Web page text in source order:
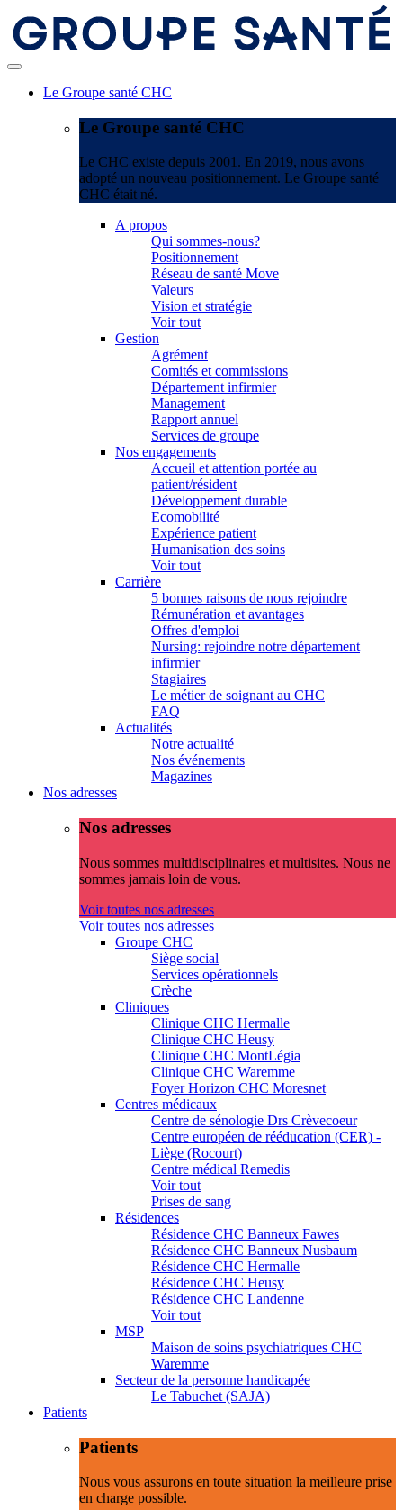
Le Groupe santé CHC
Le Groupe santé CHC
Le CHC existe depuis 2001. En 2019, nous avons
adopté un nouveau positionnement. Le Groupe santé
CHC était né.
A propos
Qui sommes-nous?
Positionnement
Réseau de santé Move
Valeurs
Vision et stratégie
Voir tout
Gestion
Agrément
Comités et commissions
Département infirmier
Management
Rapport annuel
Services de groupe
Nos engagements
Accueil et attention portée au
patient/résident
Développement durable
Ecomobilité
Expérience patient
Humanisation des soins
Voir tout
Carrière
5 bonnes raisons de nous rejoindre
Rémunération et avantages
Offres d'emploi
Nursing: rejoindre notre département
infirmier
Stagiaires
Le métier de soignant au CHC
FAQ
Actualités
Notre actualité
Nos événements
Magazines
Nos adresses
Nos adresses
Nous sommes multidisciplinaires et multisites. Nous ne
sommes jamais loin de vous.
Voir toutes nos adresses
Voir toutes nos adresses
Groupe CHC
Siège social
Services opérationnels
Crèche
Cliniques
Clinique CHC Hermalle
Clinique CHC Heusy
Clinique CHC MontLégia
Clinique CHC Waremme
Foyer Horizon CHC Moresnet
Centres médicaux
Centre de sénologie Drs Crèvecoeur
Centre européen de rééducation (CER) -
Liège (Rocourt)
Centre médical Remedis
Voir tout
Prises de sang
Résidences
Résidence CHC Banneux Fawes
Résidence CHC Banneux Nusbaum
Résidence CHC Hermalle
Résidence CHC Heusy
Résidence CHC Landenne
Voir tout
MSP
Maison de soins psychiatriques CHC
Waremme
Secteur de la personne handicapée
Le Tabuchet (SAJA)
Patients
Patients
Nous vous assurons en toute situation la meilleure prise
en charge possible.